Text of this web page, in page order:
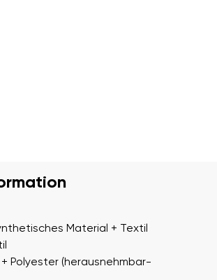
Material + Textil
+ Polyester (herausnehmbar-